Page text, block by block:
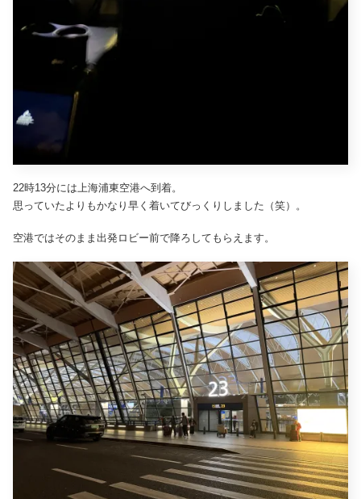
22時13分には上海浦東空港へ到着。
思っていたよりもかなり早く着いてびっくりしました（笑）。
空港ではそのまま出発ロビー前で降ろしてもらえます。